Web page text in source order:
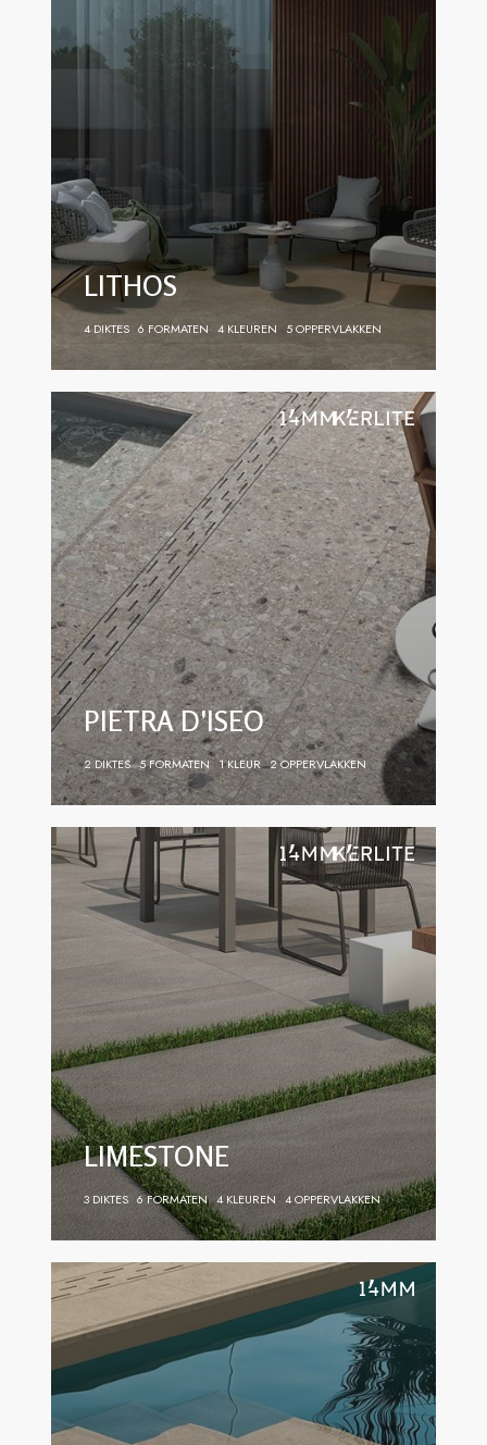
LITHOS
4 DIKTES 6 FORMATEN 4 KLEUREN 5 OPPERVLAKKEN
PIETRA D'ISEO
2 DIKTES 5 FORMATEN 1 KLEUR 2 OPPERVLAKKEN
LIMESTONE
3 DIKTES 6 FORMATEN 4 KLEUREN 4 OPPERVLAKKEN